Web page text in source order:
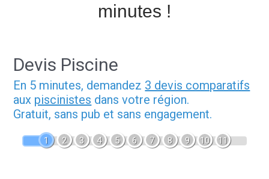
minutes !
Devis Piscine
En 5 minutes, demandez 3 devis comparatifs
aux piscinistes dans votre région.
Gratuit, sans pub et sans engagement.
1 2 3 4 5 6 7 8 9 10 11